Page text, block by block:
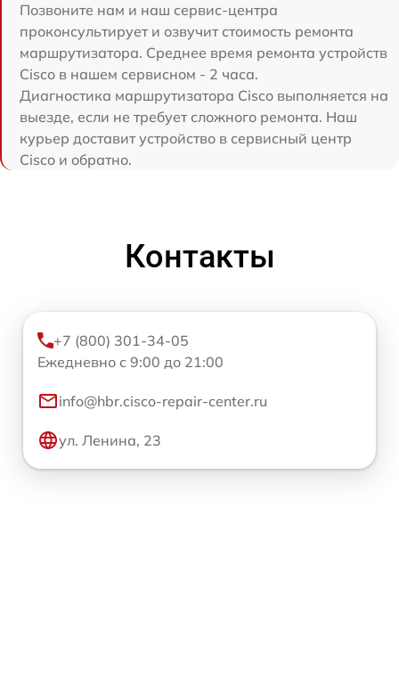
Позвоните нам и наш сервис-центра
проконсультирует и озвучит стоимость ремонта
маршрутизатора. Среднее время ремонта устройств
Cisco в нашем сервисном - 2 часа.
Диагностика маршрутизатора Cisco выполняется на
выезде, если не требует сложного ремонта. Наш
курьер доставит устройство в сервисный центр
Cisco и обратно.
Контакты
+7 (800) 301-34-05
Ежедневно с 9:00 до 21:00
info@hbr.cisco-repair-center.ru
ул. Ленина, 23